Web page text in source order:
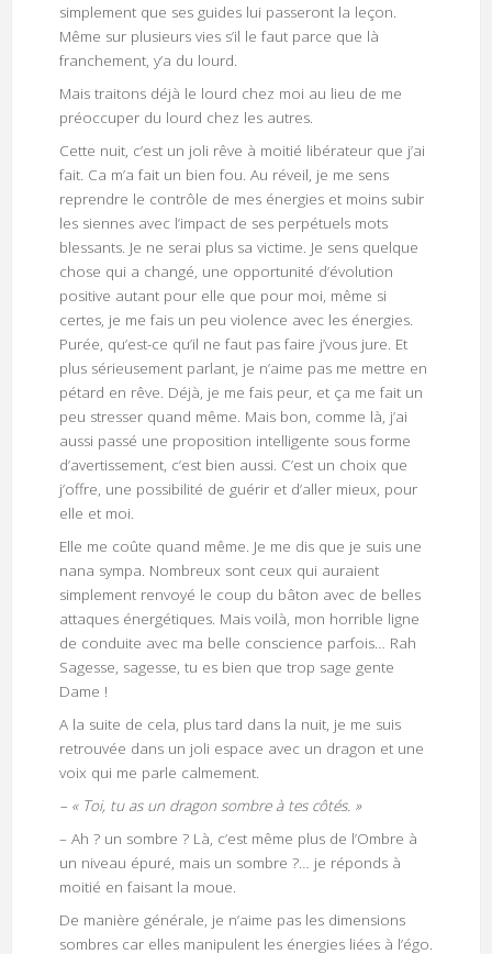
simplement que ses guides lui passeront la leçon.
Même sur plusieurs vies s’il le faut parce que là
franchement, y’a du lourd.
Mais traitons déjà le lourd chez moi au lieu de me
préoccuper du lourd chez les autres.
Cette nuit, c’est un joli rêve à moitié libérateur que j’ai
fait. Ca m’a fait un bien fou. Au réveil, je me sens
reprendre le contrôle de mes énergies et moins subir
les siennes avec l’impact de ses perpétuels mots
blessants. Je ne serai plus sa victime. Je sens quelque
chose qui a changé, une opportunité d’évolution
positive autant pour elle que pour moi, même si
certes, je me fais un peu violence avec les énergies.
Purée, qu’est-ce qu’il ne faut pas faire j’vous jure. Et
plus sérieusement parlant, je n’aime pas me mettre en
pétard en rêve. Déjà, je me fais peur, et ça me fait un
peu stresser quand même. Mais bon, comme là, j’ai
aussi passé une proposition intelligente sous forme
d’avertissement, c’est bien aussi. C’est un choix que
j’offre, une possibilité de guérir et d’aller mieux, pour
elle et moi.
Elle me coûte quand même. Je me dis que je suis une
nana sympa. Nombreux sont ceux qui auraient
simplement renvoyé le coup du bâton avec de belles
attaques énergétiques. Mais voilà, mon horrible ligne
de conduite avec ma belle conscience parfois… Rah
Sagesse, sagesse, tu es bien que trop sage gente
Dame !
A la suite de cela, plus tard dans la nuit, je me suis
retrouvée dans un joli espace avec un dragon et une
voix qui me parle calmement.
– « Toi, tu as un dragon sombre à tes côtés. »
– Ah ? un sombre ? Là, c’est même plus de l’Ombre à
un niveau épuré, mais un sombre ?… je réponds à
moitié en faisant la moue.
De manière générale, je n’aime pas les dimensions
sombres car elles manipulent les énergies liées à l’égo.